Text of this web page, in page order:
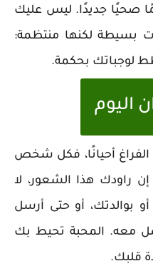
صحيًا جديدًا. ليس عليك
بسيطة لكنها منتظمة:
لوجباتك بحكمة.
اليوم
أحيانًا، فكل شخص
راودك هذا الشعور، لا
بوالدتك، أو حتى أرسل
معه. المحبة تحيط بك
قلبك.